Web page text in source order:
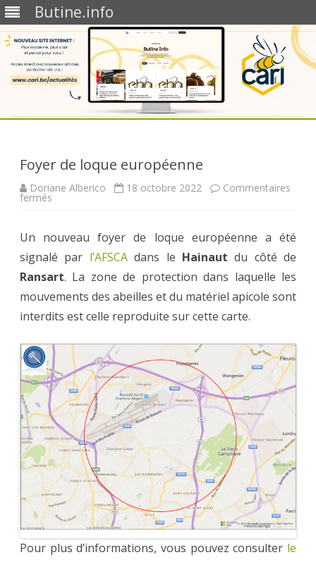
Butine.info
Foyer de loque européenne
Doriane Alberico 18 octobre 2022 Commentaires
fermés
européenne
Un nouveau foyer de loque européenne a été
signalé par l’AFSCAdans le Hainaut du côté de
Ransart. La zone de protection dans laquelle les
mouvements des abeilles et du matériel apicole sont
interdits est celle reproduite sur cette carte.
Pour plus d’informations, vous pouvez consulter le